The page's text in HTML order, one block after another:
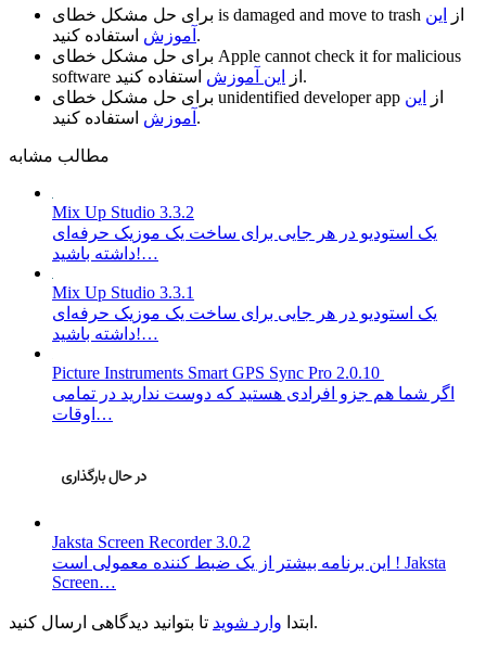
is damaged and move to trash از
این
آموزش استفاده کنید.
Apple cannot check it for malicious
software
از این آموزش
استفاده کنید.
unidentified developer app از
این
آموزش استفاده کنید.
مطالب مشابه
Mix Up Studio 3.3.2
یک استودیو در هر جایی برای ساخت یک موزیک حرفه‌ای
داشته باشید!…
Mix Up Studio 3.3.1
یک استودیو در هر جایی برای ساخت یک موزیک حرفه‌ای
داشته باشید!…
Picture Instruments Smart GPS Sync Pro 2.0.10
اگر شما هم جزو افرادی هستید که دوست ندارید در تمامی
اوقات…
Jaksta Screen Recorder 3.0.2
این برنامه بیشتر از یک ضبط کننده معمولی است ! Jaksta
Screen…
ابتدا وارد شوید تا بتوانید دیدگاهی ارسال کنید.